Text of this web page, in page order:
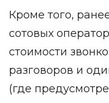
Кроме того,
сотовых
стоимости
разговоров и
(где